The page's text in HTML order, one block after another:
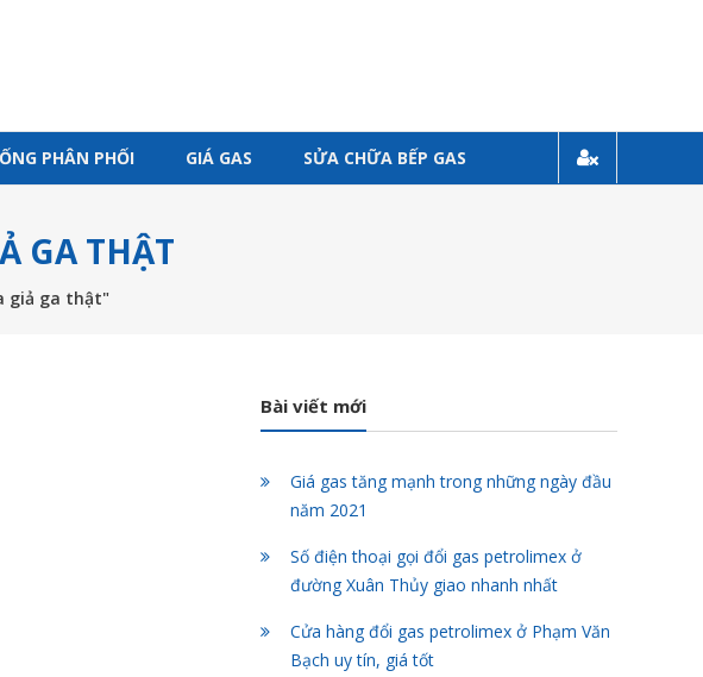
PHÂN PHỐI GIÁ GAS SỬA CHỮA BẾP GAS
GA THẬT
giả ga thật"
Bài viết mới
Giá gas tăng mạnh trong những ngày đầu
năm 2021
Số điện thoại gọi đổi gas petrolimex ở
đường Xuân Thủy giao nhanh nhất
Cửa hàng đổi gas petrolimex ở Phạm Văn
Bạch uy tín, giá tốt